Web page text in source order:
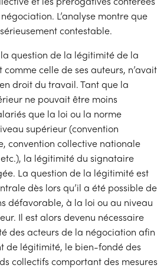
L’analyse montre que
contestable.
question de la légitimité de la
celle de ses auteurs, n’avait
droit du travail. Tant que la
ne pouvait être moins
que la loi ou la norme
supérieur (convention
convention collective nationale
la légitimité du signataire
La question de la légitimité est
dès lors qu’il a été possible de
défavorable, à la loi ou au niveau
Il est alors devenu nécessaire
des acteurs de la négociation afin
de légitimité, le bien-fondé des
collectifs comportant des mesures